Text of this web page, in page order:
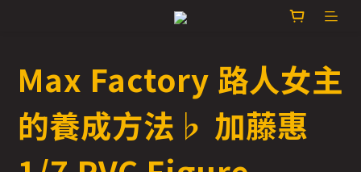
Max Factory 路人女主
的養成方法♭ 加藤惠